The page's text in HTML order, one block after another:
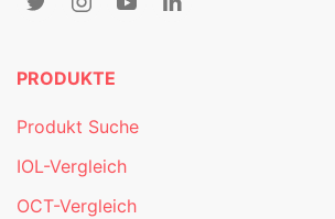
PRODUKTE
Produkt Suche
IOL-Vergleich
OCT-Vergleich